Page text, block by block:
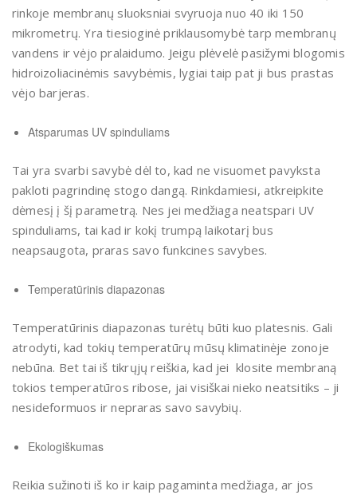
rinkoje membranų sluoksniai svyruoja nuo 40 iki 150
mikrometrų. Yra tiesioginė priklausomybė tarp membranų
vandens ir vėjo pralaidumo. Jeigu plėvelė pasižymi blogomis
hidroizoliacinėmis savybėmis, lygiai taip pat ji bus prastas
vėjo barjeras.
Atsparumas UV spinduliams
Tai yra svarbi savybė dėl to, kad ne visuomet pavyksta
pakloti pagrindinę stogo dangą. Rinkdamiesi, atkreipkite
dėmesį į šį parametrą. Nes jei medžiaga neatspari UV
spinduliams, tai kad ir kokį trumpą laikotarį bus
neapsaugota, praras savo funkcines savybes.
Temperatūrinis diapazonas
Temperatūrinis diapazonas turėtų būti kuo platesnis. Gali
atrodyti, kad tokių temperatūrų mūsų klimatinėje zonoje
nebūna. Bet tai iš tikrųjų reiškia, kad jei klosite membraną
tokios temperatūros ribose, jai visiškai nieko neatsitiks – ji
nesideformuos ir nepraras savo savybių.
Ekologiškumas
Reikia sužinoti iš ko ir kaip pagaminta medžiaga, ar jos